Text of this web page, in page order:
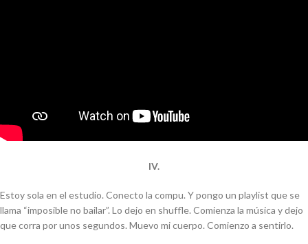
IV.
Estoy sola en el estudio. Conecto la compu. Y pongo un playlist que se
llama “imposible no bailar”. Lo dejo en shuffle. Comienza la música y dejo
que corra por unos segundos. Muevo mi cuerpo. Comienzo a sentirlo.